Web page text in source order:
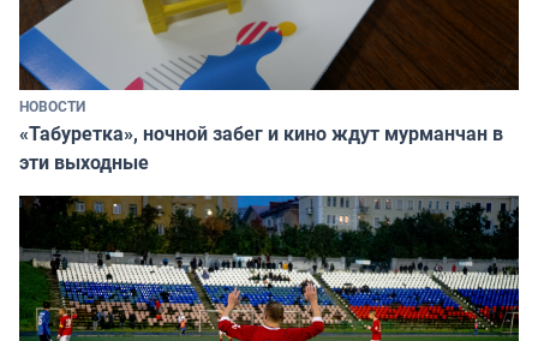
НОВОСТИ
«Табуретка», ночной забег и кино ждут мурманчан в
эти выходные